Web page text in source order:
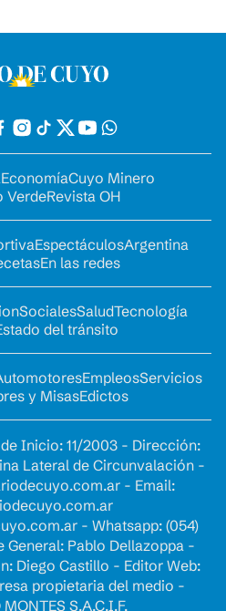
EconomíaCuyo Minero
VerdeRevista OH
EspectáculosArgentina
En las redes
SocialesSaludTecnología
del tránsito
EmpleosServicios
y MisasEdictos
Inicio: 11/2003 - Dirección:
Lateral de Circunvalación -
- Email:
- Whatsapp: (054)
General: Pablo Dellazoppa -
Diego Castillo - Editor Web:
propietaria del medio -
S.A.C.I.F.